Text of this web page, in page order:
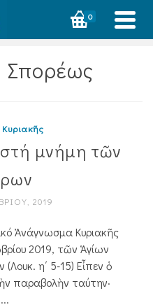
0
Κυριακῆς
μνήμη τῶν
2019
Ἀνάγνωσμα Κυριακῆς
2019, τῶν Ἁγίων
η΄ 5-15) Εἶπεν ὁ
παραβολὴν ταύτην·